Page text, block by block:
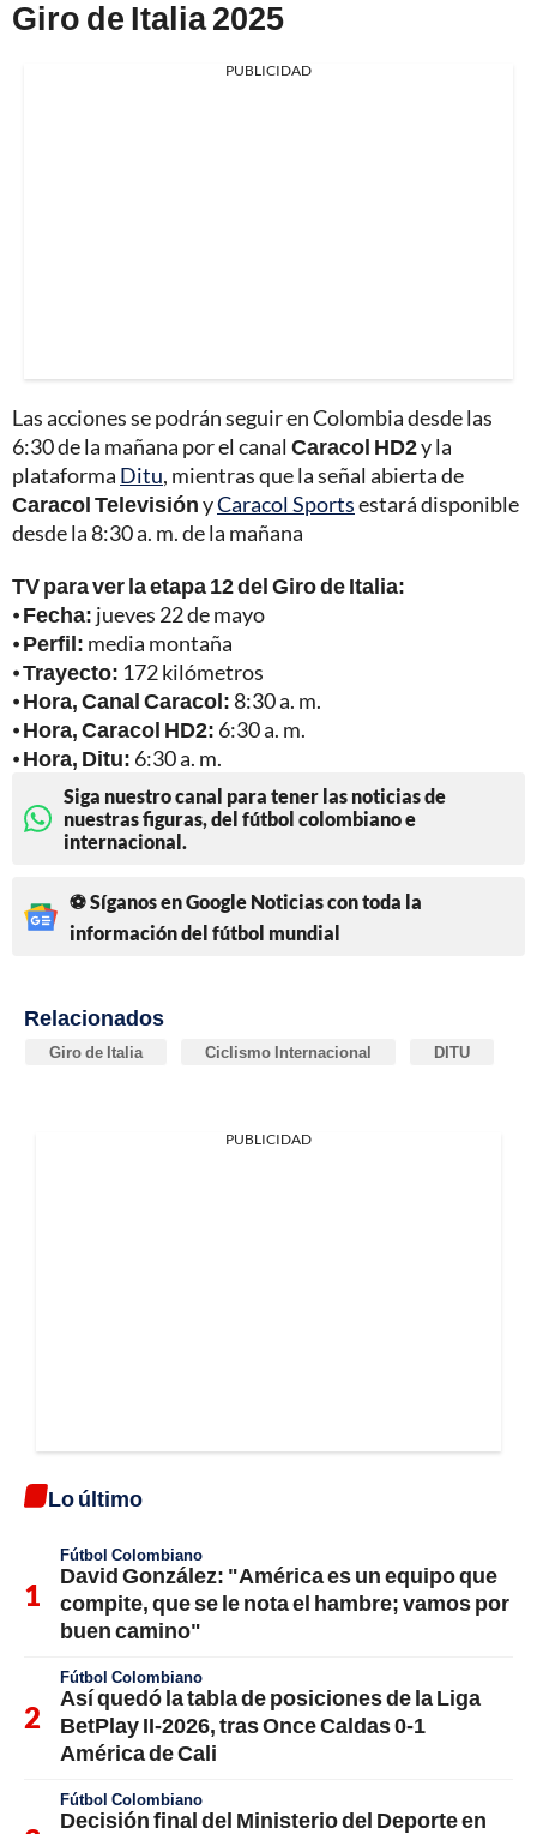
Giro de Italia 2025
PUBLICIDAD
Las acciones se podrán seguir en Colombia desde las
6:30 de la mañana por el canal Caracol HD2y la
plataforma Ditu, mientras que la señal abierta de
Caracol TelevisiónyCaracol Sportsestará disponible
desde la 8:30 a. m. de la mañana
TV para ver la etapa 12 del Giro de Italia:
⦁Fecha: jueves 22 de mayo
⦁Perfil: media montaña
⦁Trayecto: 172 kilómetros
⦁Hora,CanalCaracol:8:30 a. m.
⦁Hora,Caracol HD2: 6:30 a. m.
⦁Hora, Ditu: 6:30 a. m.
Siga nuestro canal para tener las noticias de
nuestras figuras, del fútbol colombiano e
internacional.
⚽ Síganos en Google Noticias con toda la
información del fútbol mundial
Relacionados
Giro de Italia Ciclismo Internacional DITU
PUBLICIDAD
Lo último
Fútbol Colombiano
David González: "América es un equipo que
compite, que se le nota el hambre; vamos por
buen camino"
Fútbol Colombiano
Así quedó la tabla de posiciones de la Liga
BetPlay II-2026, tras Once Caldas 0-1
América de Cali
Fútbol Colombiano
Decisión final del Ministerio del Deporte en